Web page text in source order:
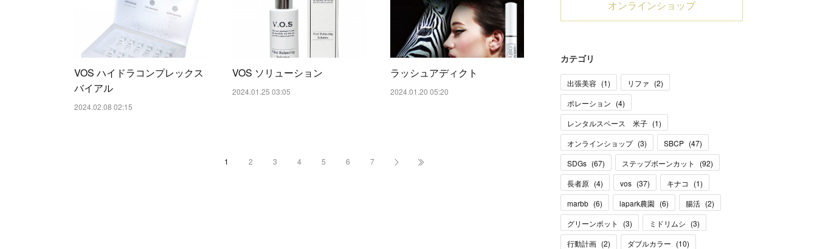
VOS ハイドラコンプレックス
バイアル
2024.02.08 02:15
VOS ソリューション
2024.01.25 03:05
ラッシュアディクト
2024.01.20 05:20
1 2 3 4 5 6 7
オンラインショップ
カテゴリ
出張美容 (1) リファ (2)
ポレーション (4)
レンタルスペース 米子 (1)
オンラインショップ (3) SBCP (47)
SDGs (67) ステップボーンカット (92)
長者原 (4) vos (37) キナコ (1)
marbb (6) lapark農園 (6) 腸活 (2)
グリーンポット
(3) ミドリムシ (3)
行動計画 (2) ダブルカラー (10)